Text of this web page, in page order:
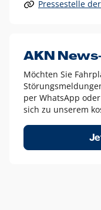
Alle anderen Logo-
Diese Ausnahmen
dem AKN Blau,
weißes Logo
schwarzes
Um das Logo herum
Höhe bzw. Breite des
Pressestelle
AKN
Möchten Sie
per WhatsApp
sich zu unserem